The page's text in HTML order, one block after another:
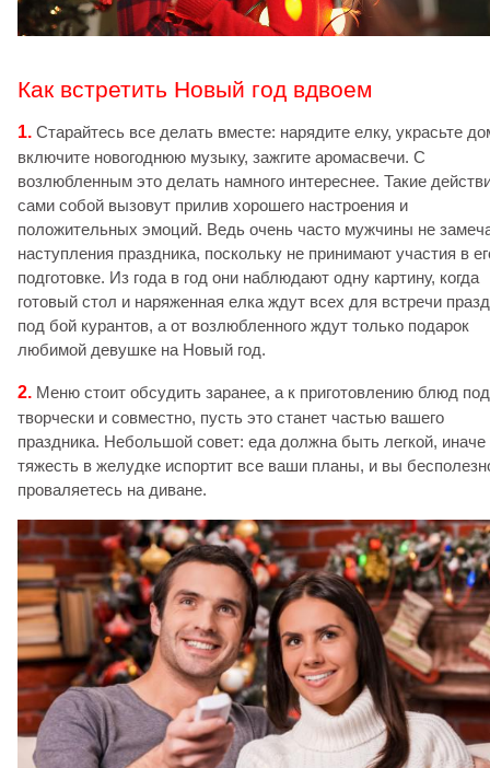
Как встретить Новый год вдвоем
1. Старайтесь все делать вместе: нарядите елку, украсьте
включите новогоднюю музыку, зажгите аромасвечи. С
возлюбленным это делать намного интереснее. Такие
сами собой вызовут прилив хорошего настроения и
положительных эмоций. Ведь очень часто мужчины не
наступления праздника, поскольку не принимают участия в
подготовке. Из года в год они наблюдают одну картину, когда
готовый стол и наряженная елка ждут всех для встречи
под бой курантов, а от возлюбленного ждут только подарок
любимой девушке на Новый год.
2. Меню стоит обсудить заранее, а к приготовлению блюд
творчески и совместно, пусть это станет частью вашего
праздника. Небольшой совет: еда должна быть легкой, иначе
тяжесть в желудке испортит все ваши планы, и вы
проваляетесь на диване.